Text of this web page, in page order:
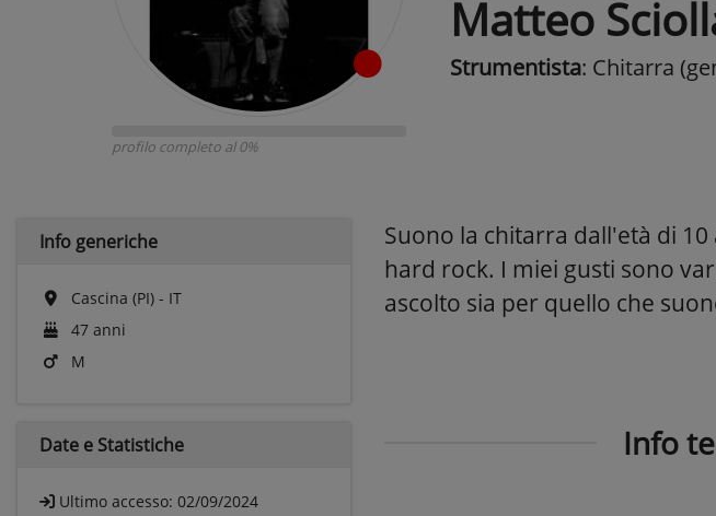
profilo completo al 0%
Matteo
Strumentista: Chitarra
Info generiche
Cascina (PI) - IT
47 anni
M
Date e Statistiche
Ultimo accesso: 02/09/2024
Suono la chitarra dall'età di
hard rock. I miei gusti sono
ascolto sia per quello che
Info